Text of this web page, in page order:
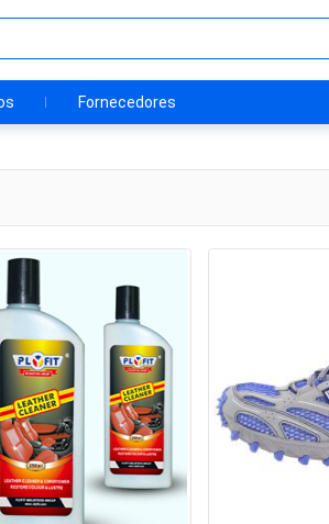
Fornecedores